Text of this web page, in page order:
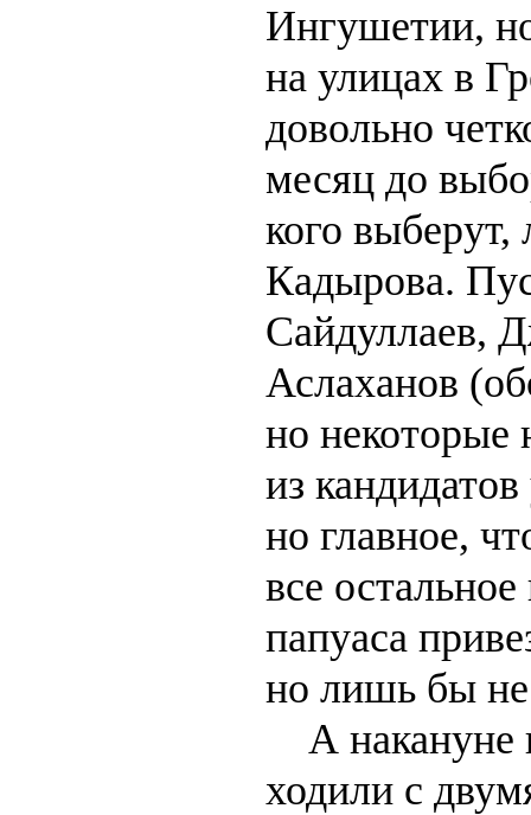
Ингушетии,
на улицах в
довольно
месяц до
кого
Кадырова.
Сайдуллаев,
Аслаханов
но некоторые
из
но главное,
все
папуаса
но лишь бы
А накануне
ходили с